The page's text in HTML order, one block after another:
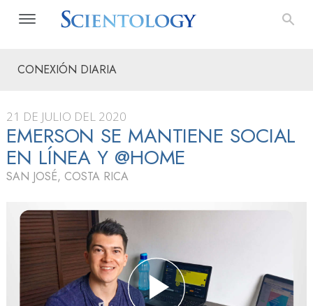
CONEXIÓN DIARIA
21 DE JULIO DEL 2020
EMERSON SE MANTIENE SOCIAL
EN LÍNEA Y @HOME
SAN JOSÉ, COSTA RICA